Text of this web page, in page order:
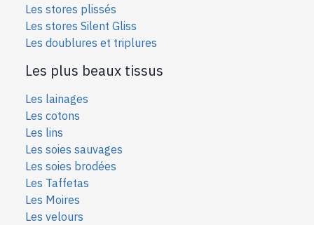
Les stores plissés
Les stores Silent Gliss
Les doublures et triplures
Les plus beaux tissus
Les lainages
Les cotons
Les lins
Les soies sauvages
Les soies brodées
Les Taffetas
Les Moires
Les velours